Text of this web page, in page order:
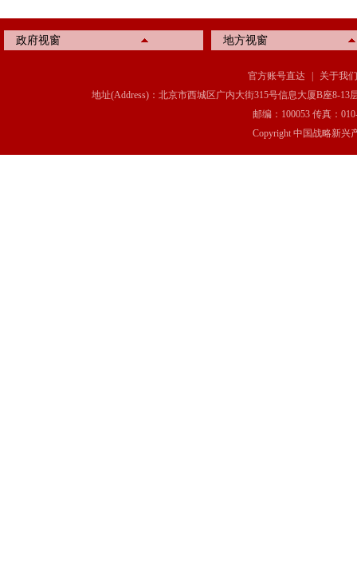
政府视窗 地方视窗
官方账号直达
关于我们
地址(Address)：北京市西城区广内大街315号信息大厦B座8-13
邮编：100053 传真：
Copyright 中国战略新兴